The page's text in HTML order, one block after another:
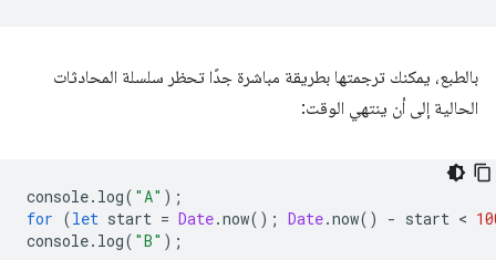
بالطبع، يمكنك ترجمتها بطريقة مباشرة جدًا تحظر سلسلة المحادثات
الحالية إلى أن ينتهي الوقت:
console. log( "A" );
for (let start = Date.now(); Date.now() - start <
console. log( "B" );